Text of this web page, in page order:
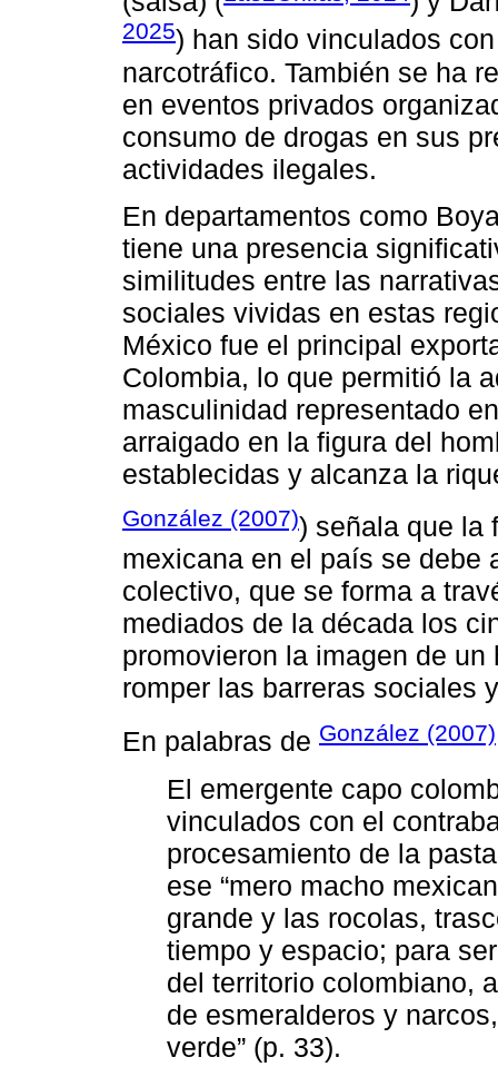
2025) han sido vinculados
narcotráfico. También se ha
en eventos privados
consumo de drogas en sus
actividades ilegales.
En departamentos como
tiene una presencia
similitudes entre las
sociales vividas en estas
México fue el principal
Colombia, lo que permitió la
masculinidad representado
arraigado en la figura del
establecidas y alcanza la
González (2007)) señala que la
mexicana en el país se debe
colectivo, que se forma a
mediados de la década los
promovieron la imagen de
romper las barreras sociales
En palabras de González (2007)
El emergente capo
vinculados con el
procesamiento de la
ese “mero macho
grande y las rocolas,
tiempo y espacio; para
del territorio colombiano,
de esmeralderos y
verde” (p. 33).